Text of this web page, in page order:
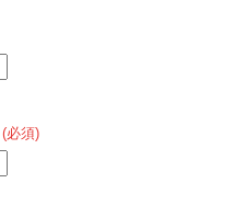
(必須)